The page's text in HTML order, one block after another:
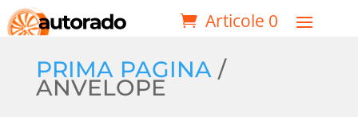
Articole 0
PRIMA PAGINA/
ANVELOPE